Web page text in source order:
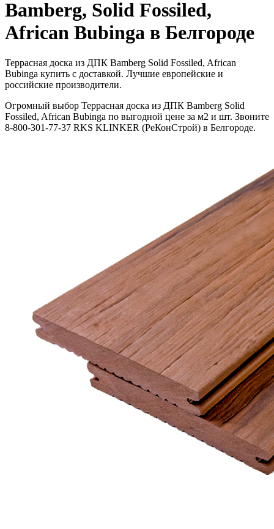
Bamberg, Solid Fossiled,
African Bubinga в Белгороде
Террасная доска из ДПК Bamberg Solid Fossiled, African
Bubinga купить с доставкой. Лучшие европейские и
российские производители.
Огромный выбор Террасная доска из ДПК Bamberg Solid
Fossiled, African Bubinga по выгодной цене за м2 и шт. Звоните
8-800-301-77-37 RKS KLINKER (РеКонСтрой) в Белгороде.